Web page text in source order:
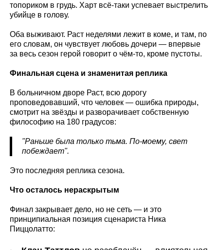
топориком в грудь. Харт всё-таки успевает выстрелить
убийце в голову.
Оба выживают. Раст неделями лежит в коме, и там, по
его словам, он чувствует любовь дочери — впервые
за весь сезон герой говорит о чём-то, кроме пустоты.
Финальная сцена и знаменитая реплика
В больничном дворе Раст, всю дорогу
проповедовавший, что человек — ошибка природы,
смотрит на звёзды и разворачивает собственную
философию на 180 градусов:
"Раньше была только тьма. По-моему, свет
побеждает".
Это последняя реплика сезона.
Что осталось нераскрытым
Финал закрывает дело, но не сеть — и это
принципиальная позиция сценариста Ника
Пиццолатто: